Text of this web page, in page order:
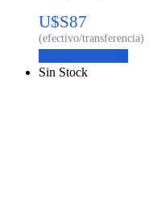
U$S87
Sin Stock